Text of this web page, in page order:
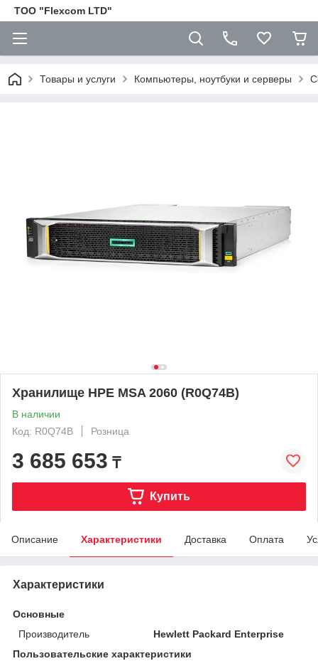
ТОО "Flexcom LTD"
Товары и услуги Компьютеры, ноутбуки и серверы
Хранилище HPE MSA 2060 (R0Q74B)
В наличии
Код: R0Q74B
Розница
3 685 653 ₸
Купить
Описание Характеристики Доставка Оплата
Характеристики
Основные
Производитель
Hewlett Packard Enterprise
Пользовательские характеристики